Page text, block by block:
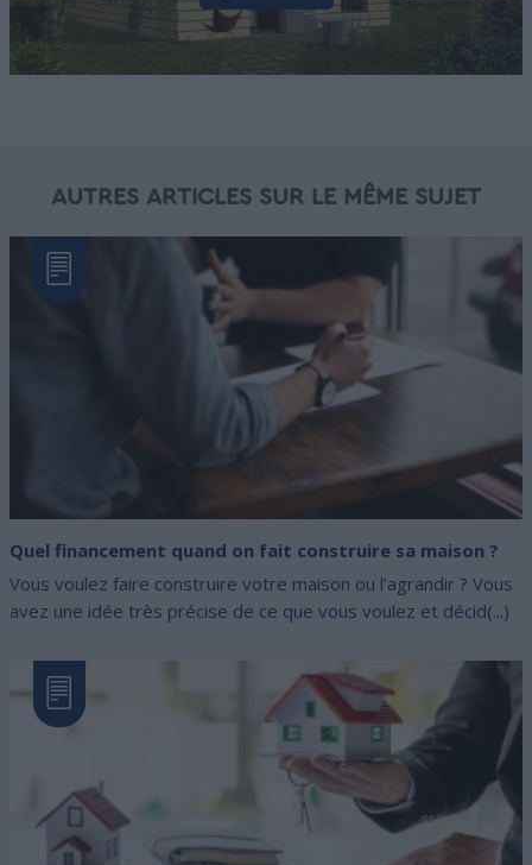
AUTRES ARTICLES SUR LE MÊME SUJET
Quel financement quand on fait construire sa maison ?
Vous voulez faire construire votre maison ou l’agrandir ? Vous
avez une idée très précise de ce que vous voulez et décid(...)